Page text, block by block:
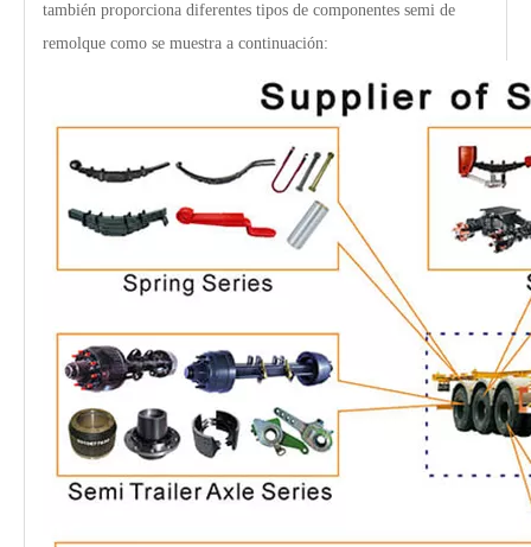
también proporciona diferentes tipos de componentes semi de
remolque como se muestra a continuación: